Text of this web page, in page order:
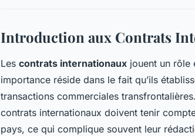
Introduction aux Contrats
Les contrats internationaux jouent un rôle
importance réside dans le fait qu’ils
transactions commerciales
contrats internationaux doivent tenir
pays, ce qui complique souvent leur